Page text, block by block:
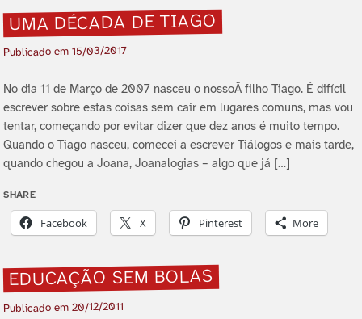
UMA DÉCADA DE TIAGO
Publicado em15/03/2017
No dia 11 de Março de 2007 nasceu o nossoÂ filho Tiago. É difí­cil
escrever sobre estas coisas sem cair em lugares comuns, mas vou
tentar, começando por evitar dizer que dez anos é muito tempo.
Quando o Tiago nasceu, comecei a escrever Tiálogos e mais tarde,
quando chegou a Joana, Joanalogias – algo que já […]
SHARE
Facebook X Pinterest More
EDUCAÇÃO SEM BOLAS
Publicado em20/12/2011